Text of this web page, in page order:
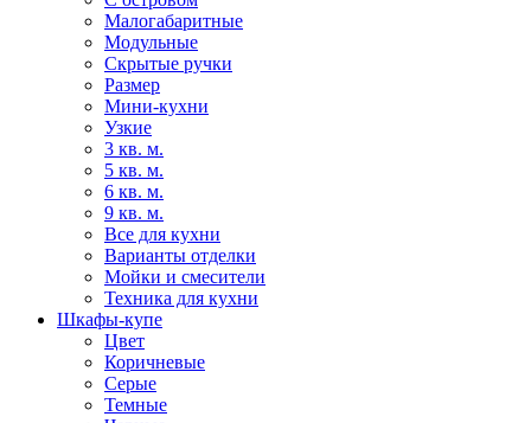
Малогабаритные
Модульные
Скрытые ручки
Размер
Мини-кухни
Узкие
3 кв. м.
5 кв. м.
6 кв. м.
9 кв. м.
Все для кухни
Варианты отделки
Мойки и смесители
Техника для кухни
Шкафы-купе
Цвет
Коричневые
Серые
Темные